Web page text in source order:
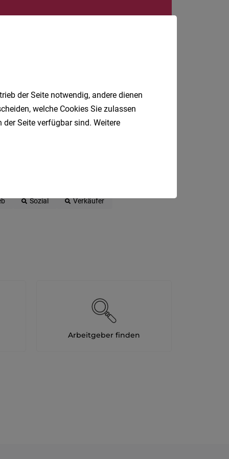
Sozial
Verkäufer
Arbeitgeber finden
der Seite notwendig, andere dienen
welche Cookies Sie zulassen
Seite verfügbar sind. Weitere